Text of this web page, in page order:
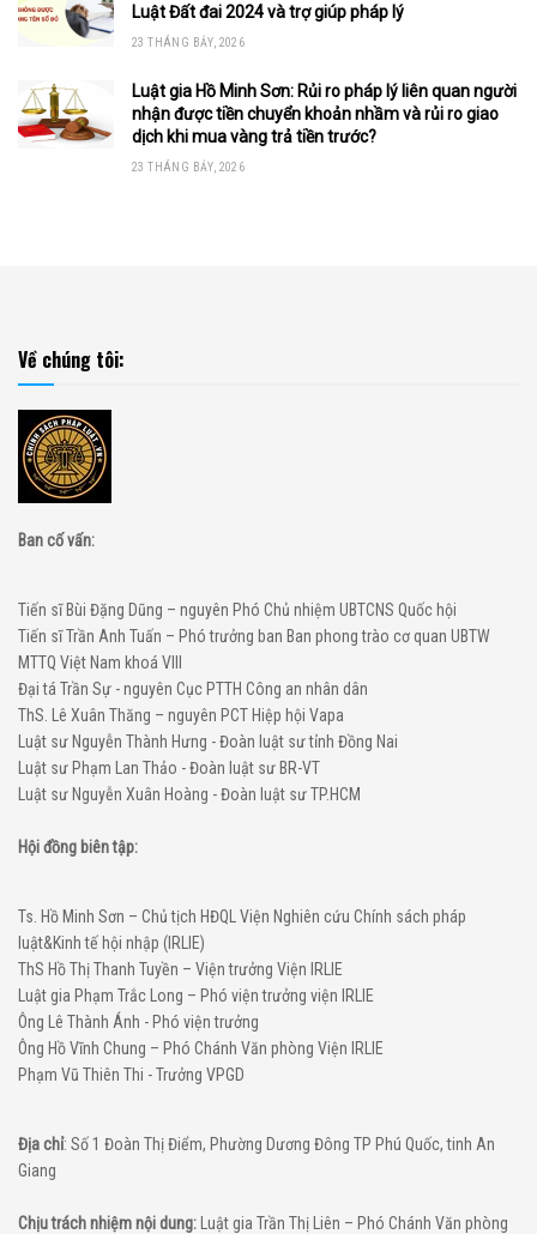
Luật Đất đai 2024 và trợ giúp pháp lý
23 THÁNG BẢY, 2026
Luật gia Hồ Minh Sơn: Rủi ro pháp lý liên quan người
nhận được tiền chuyển khoản nhầm và rủi ro giao
dịch khi mua vàng trả tiền trước?
23 THÁNG BẢY, 2026
Về chúng tôi:
Ban cố vấn:
Tiến sĩ Bùi Đặng Dũng – nguyên Phó Chủ nhiệm UBTCNS Quốc hội
Tiến sĩ Trần Anh Tuấn – Phó trưởng ban Ban phong trào cơ quan UBTW
MTTQ Việt Nam khoá VIII
Đại tá Trần Sự - nguyên Cục PTTH Công an nhân dân
ThS. Lê Xuân Thăng – nguyên PCT Hiệp hội Vapa
Luật sư Nguyễn Thành Hưng - Đoàn luật sư tỉnh Đồng Nai
Luật sư Phạm Lan Thảo - Đoàn luật sư BR-VT
Luật sư Nguyễn Xuân Hoàng - Đoàn luật sư TP.HCM
Hội đồng biên tập:
Ts. Hồ Minh Sơn – Chủ tịch HĐQL Viện Nghiên cứu Chính sách pháp
luật&Kinh tế hội nhập (IRLIE)
ThS Hồ Thị Thanh Tuyền – Viện trưởng Viện IRLIE
Luật gia Phạm Trắc Long – Phó viện trưởng viện IRLIE
Ông Lê Thành Ánh - Phó viện trưởng
Ông Hồ Vĩnh Chung – Phó Chánh Văn phòng Viện IRLIE
Phạm Vũ Thiên Thi - Trưởng VPGD
Địa chỉ: Số 1 Đoàn Thị Điểm, Phường Dương Đông TP Phú Quốc, tinh An
Giang
Chịu trách nhiệm nội dung: Luật gia Trần Thị Liên – Phó Chánh Văn phòng